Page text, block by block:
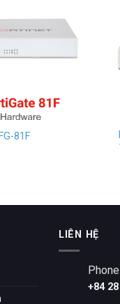
81F
LIÊN HỆ
Phone
+84